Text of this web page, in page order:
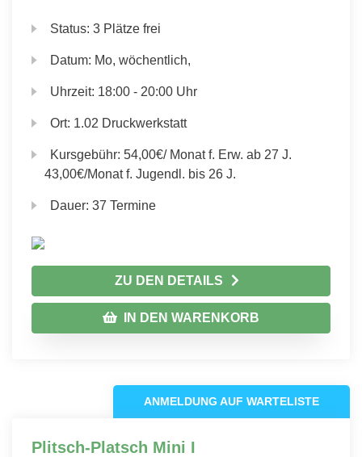
Status:3 Plätze frei
Datum: Mo, wöchentlich,
Uhrzeit: 18:00 - 20:00 Uhr
Ort: 1.02 Druckwerkstatt
Kursgebühr:54,00€/ Monat f. Erw. ab 27 J.
43,00€/Monat f. Jugendl. bis 26 J.
Dauer:37 Termine
ZU DEN DETAILS
IN DEN WARENKORB
ANMELDUNG AUF WARTELISTE
Plitsch-Platsch Mini I